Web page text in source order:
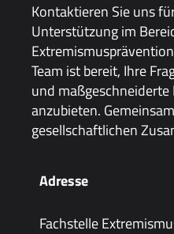
Kontaktieren Sie uns
Unterstützung im
Team ist bereit, Ihre
und maßgeschneiderte
anzubieten.
gesellschaftlichen
Adresse
Fachstelle